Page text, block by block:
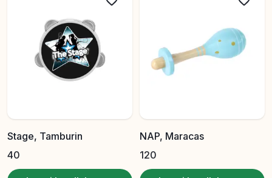
Stage, Tamburin
40
NAP, Maracas
120